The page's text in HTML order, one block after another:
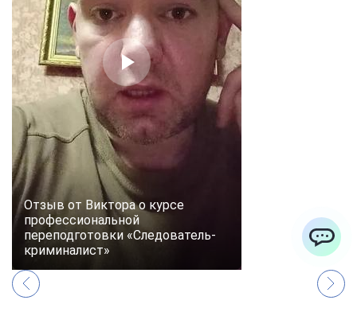
Отзыв от Виктора о курсе
профессиональной
переподготовки «Следователь-
криминалист»